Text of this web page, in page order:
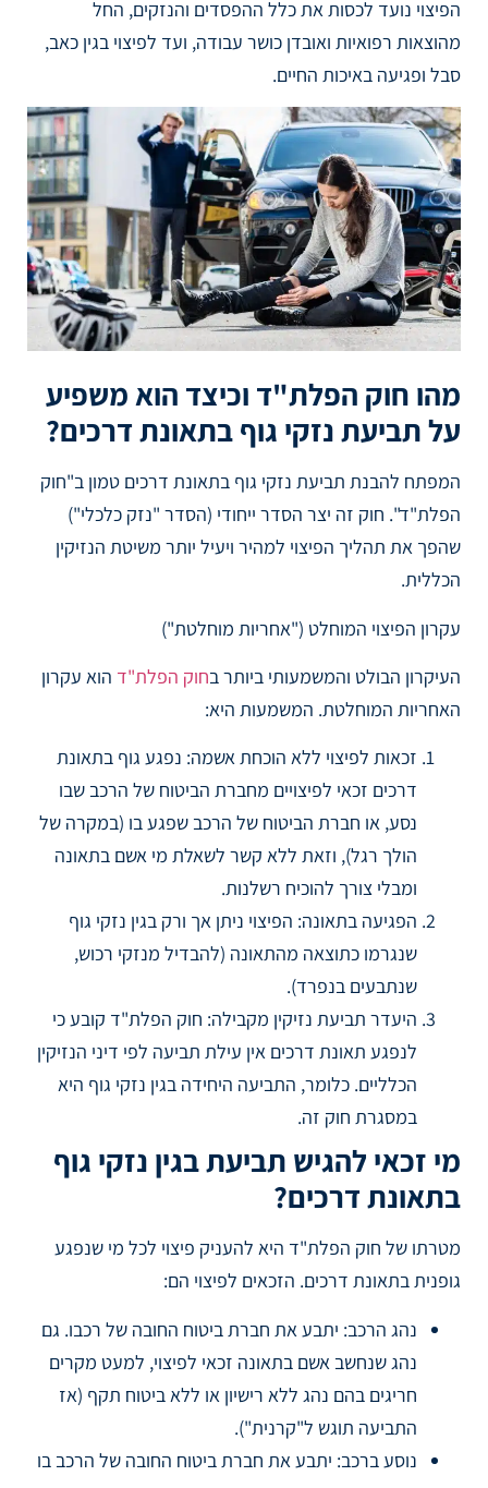
הפיצוי נועד לכסות את כלל ההפסדים והנזקים, החל
מהוצאות רפואיות ואובדן כושר עבודה, ועד לפיצוי בגין כאב,
סבל ופגיעה באיכות החיים.
מהו חוק הפלת"ד וכיצד הוא משפיע
על תביעת נזקי גוף בתאונת דרכים?
המפתח להבנת תביעת נזקי גוף בתאונת דרכים טמון ב"חוק
הפלת"ד". חוק זה יצר הסדר ייחודי (הסדר "נזק כלכלי")
שהפך את תהליך הפיצוי למהיר ויעיל יותר משיטת הנזיקין
הכללית.
עקרון הפיצוי המוחלט ("אחריות מוחלטת")
העיקרון הבולט והמשמעותי ביותר בחוק הפלת"ד הוא עקרון
האחריות המוחלטת. המשמעות היא:
זכאות לפיצוי ללא הוכחת אשמה: נפגע גוף בתאונת
דרכים זכאי לפיצויים מחברת הביטוח של הרכב שבו
נסע, או חברת הביטוח של הרכב שפגע בו (במקרה של
הולך רגל), וזאת ללא קשר לשאלת מי אשם בתאונה
ומבלי צורך להוכיח רשלנות.
הפגיעה בתאונה: הפיצוי ניתן אך ורק בגין נזקי גוף
שנגרמו כתוצאה מהתאונה (להבדיל מנזקי רכוש,
שנתבעים בנפרד).
היעדר תביעת נזיקין מקבילה: חוק הפלת"ד קובע כי
לנפגע תאונת דרכים אין עילת תביעה לפי דיני הנזיקין
הכלליים. כלומר, התביעה היחידה בגין נזקי גוף היא
במסגרת חוק זה.
מי זכאי להגיש תביעת בגין נזקי גוף
בתאונת דרכים?
מטרתו של חוק הפלת"ד היא להעניק פיצוי לכל מי שנפגע
גופנית בתאונת דרכים. הזכאים לפיצוי הם:
נהג הרכב: יתבע את חברת ביטוח החובה של רכבו. גם
נהג שנחשב אשם בתאונה זכאי לפיצוי, למעט מקרים
חריגים בהם נהג ללא רישיון או ללא ביטוח תקף (אז
התביעה תוגש ל"קרנית").
נוסע ברכב: יתבע את חברת ביטוח החובה של הרכב בו